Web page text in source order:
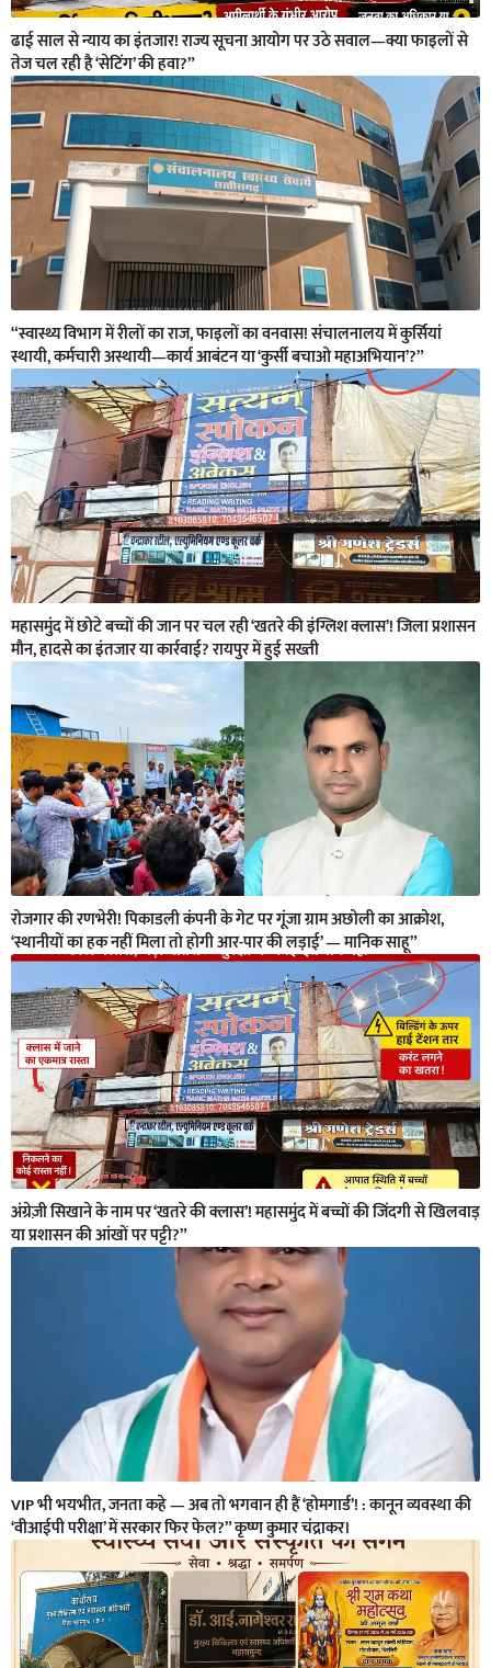
ढाई साल से न्याय का इंतजार! राज्य सूचना आयोग पर उठे सवाल—क्या फाइलों से
तेज चल रही है ‘सेटिंग’ की हवा?”
“स्वास्थ्य विभाग में रीलों का राज, फाइलों का वनवास! संचालनालय में कुर्सियां
स्थायी, कर्मचारी अस्थायी—कार्य आबंटन या ‘कुर्सी बचाओ महाअभियान’?”
महासमुंद में छोटे बच्चों की जान पर चल रही ‘खतरे की इंग्लिश क्लास’! जिला प्रशासन
मौन, हादसे का इंतजार या कार्रवाई? रायपुर में हुई सख्ती
रोजगार की रणभेरी! पिकाडली कंपनी के गेट पर गूंजा ग्राम अछोली का आक्रोश,
‘स्थानीयों का हक नहीं मिला तो होगी आर-पार की लड़ाई’ — मानिक साहू”
अंग्रेज़ी सिखाने के नाम पर ‘खतरे की क्लास’! महासमुंद में बच्चों की जिंदगी से खिलवाड़
या प्रशासन की आंखों पर पट्टी?”
VIP भी भयभीत, जनता कहे — अब तो भगवान ही हैं ‘होमगार्ड’! : कानून व्यवस्था की
‘वीआईपी परीक्षा’ में सरकार फिर फेल?” कृष्ण कुमार चंद्राकर।